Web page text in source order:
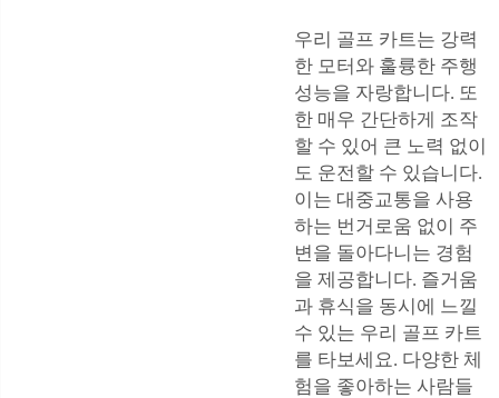
우리 골프 카트는 강력
한 모터와 훌륭한 주행
성능을 자랑합니다. 또
한 매우 간단하게 조작
할 수 있어 큰 노력 없이
도 운전할 수 있습니다.
이는 대중교통을 사용
하는 번거로움 없이 주
변을 돌아다니는 경험
을 제공합니다. 즐거움
과 휴식을 동시에 느낄
수 있는 우리 골프 카트
를 타보세요. 다양한 체
험을 좋아하는 사람들